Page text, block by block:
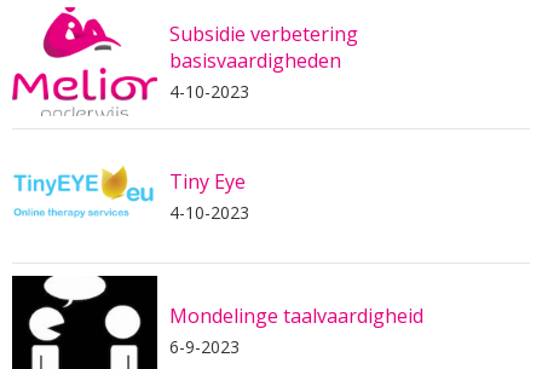
Subsidie verbetering
basisvaardigheden
4-10-2023
Tiny Eye
4-10-2023
Mondelinge taalvaardigheid
6-9-2023